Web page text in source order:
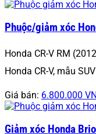
Phuộc/giảm xóc
Honda CR-V RM
Honda CR-V, mẫu
Giá bán: 6.800.000
Giảm xóc Honda